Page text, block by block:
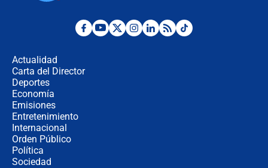
¿Por qué De la Espriella gobernará
Actualidad
Carta del Director
Deportes
Economía
Emisiones
Entretenimiento
Internacional
Orden Público
Política
Sociedad